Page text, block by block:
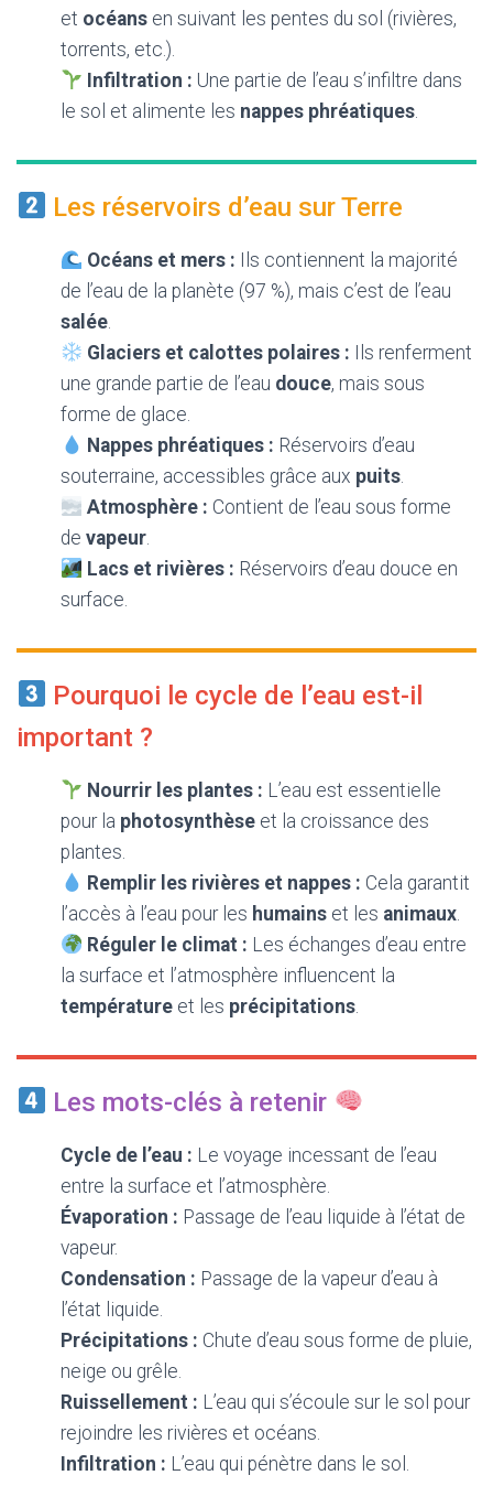
et océans en suivant les pentes du sol (rivières,
torrents, etc.).
Infiltration : Une partie de l’eau s’infiltre dans
le sol et alimente les nappes phréatiques.
Les réservoirs d’eau sur Terre
Océans et mers : Ils contiennent la majorité
de l’eau de la planète (97 %), mais c’est de l’eau
salée.
Glaciers et calottes polaires : Ils renferment
une grande partie de l’eau douce, mais sous
forme de glace.
Nappes phréatiques : Réservoirs d’eau
souterraine, accessibles grâce aux puits.
Atmosphère : Contient de l’eau sous forme
de vapeur.
Lacs et rivières : Réservoirs d’eau douce en
surface.
Pourquoi le cycle de l’eau est-il
important ?
Nourrir les plantes : L’eau est essentielle
pour la photosynthèse et la croissance des
plantes.
Remplir les rivières et nappes : Cela garantit
l’accès à l’eau pour les humains et les animaux.
Réguler le climat : Les échanges d’eau entre
la surface et l’atmosphère influencent la
température et les précipitations.
Les mots-clés à retenir
Cycle de l’eau : Le voyage incessant de l’eau
entre la surface et l’atmosphère.
Évaporation : Passage de l’eau liquide à l’état de
vapeur.
Condensation : Passage de la vapeur d’eau à
l’état liquide.
Précipitations : Chute d’eau sous forme de pluie,
neige ou grêle.
Ruissellement : L’eau qui s’écoule sur le sol pour
rejoindre les rivières et océans.
Infiltration : L’eau qui pénètre dans le sol.